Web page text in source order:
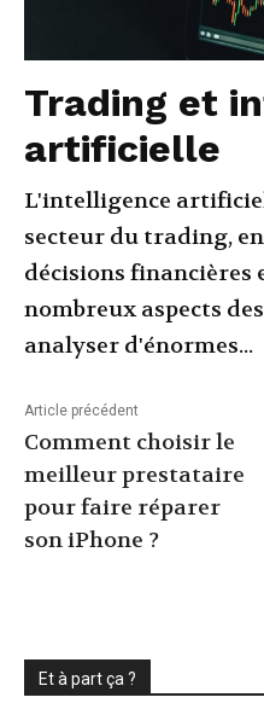
Trading et
artificielle
L'intelligence
secteur du trading,
décisions financières
nombreux aspects
analyser d'énormes...
Article précédent
Comment choisir le
meilleur prestataire
pour faire réparer
son iPhone ?
Et à part ça ?